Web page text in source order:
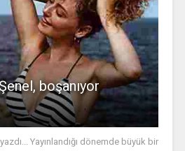
boşanıyor
Yayınlandığı dönemde büyük bir